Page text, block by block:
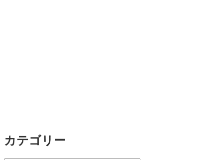
カテゴリー